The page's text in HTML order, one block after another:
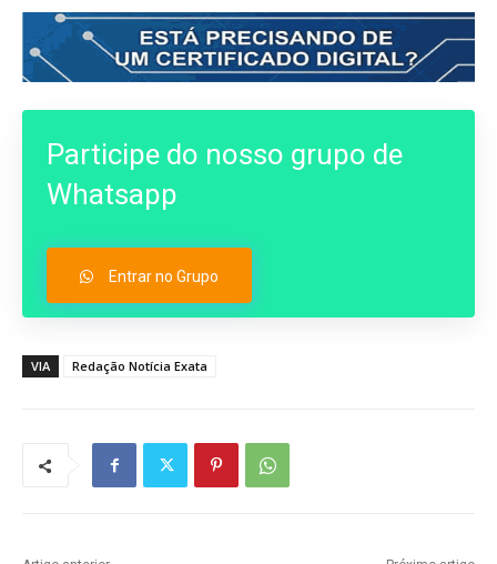
Participe do nosso grupo de
Whatsapp
Entrar no Grupo
VIA Redação Notícia Exata